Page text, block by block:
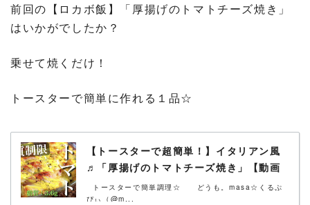
前回の【ロカボ飯】「厚揚げのトマトチーズ焼き」
はいかがでしたか？
乗せて焼くだけ！
トースターで簡単に作れる１品☆
【トースターで超簡単！】イタリアン風
♬「厚揚げのトマトチーズ焼き」【動画
（有）】
トースターで簡単調理☆ どうも。masa☆くるぷ
ぴぃ（@m...